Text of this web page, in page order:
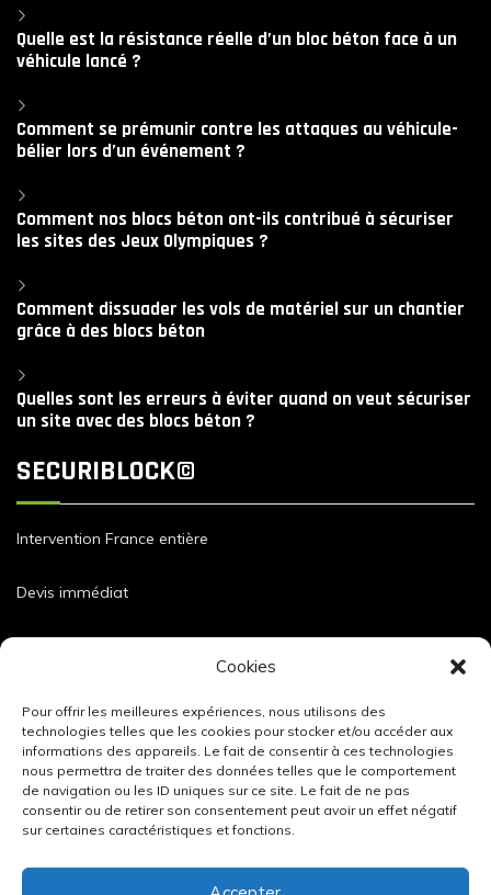
Cookies
Pour offrir les meilleures expériences, nous utilisons des
technologies telles que les cookies pour stocker et/ou accéder aux
informations des appareils. Le fait de consentir à ces technologies
nous permettra de traiter des données telles que le comportement
de navigation ou les ID uniques sur ce site. Le fait de ne pas
consentir ou de retirer son consentement peut avoir un effet négatif
sur certaines caractéristiques et fonctions.
Quelle est la résistance réelle d’un bloc béton face à un
véhicule lancé ?
Comment se prémunir contre les attaques au véhicule-
bélier lors d’un événement ?
Comment nos blocs béton ont-ils contribué à sécuriser
les sites des Jeux Olympiques ?
Comment dissuader les vols de matériel sur un chantier
grâce à des blocs béton
Quelles sont les erreurs à éviter quand on veut sécuriser
un site avec des blocs béton ?
SECURIBLOCK©
Intervention France entière
Devis immédiat
Dimensions et caractéristiques de nos blocs